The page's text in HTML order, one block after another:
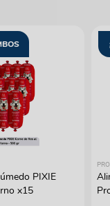
PIXIE
x15